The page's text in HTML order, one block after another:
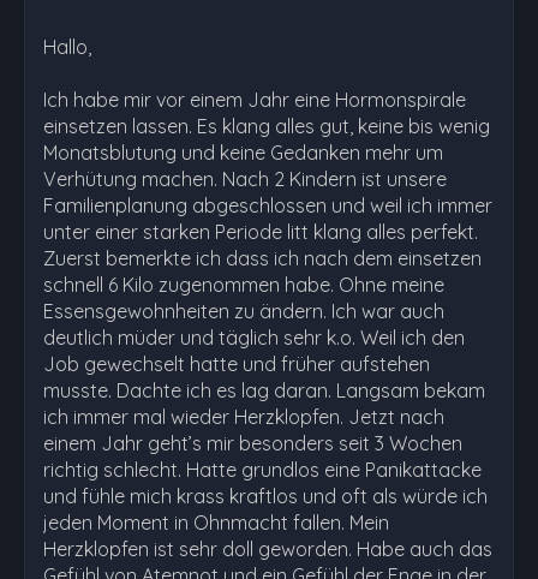
Hallo,
Ich habe mir vor einem Jahr eine Hormonspirale
einsetzen lassen. Es klang alles gut, keine bis wenig
Monatsblutung und keine Gedanken mehr um
Verhütung machen. Nach 2 Kindern ist unsere
Familienplanung abgeschlossen und weil ich immer
unter einer starken Periode litt klang alles perfekt.
Zuerst bemerkte ich dass ich nach dem einsetzen
schnell 6 Kilo zugenommen habe. Ohne meine
Essensgewohnheiten zu ändern. Ich war auch
deutlich müder und täglich sehr k.o. Weil ich den
Job gewechselt hatte und früher aufstehen
musste. Dachte ich es lag daran. Langsam bekam
ich immer mal wieder Herzklopfen. Jetzt nach
einem Jahr geht’s mir besonders seit 3 Wochen
richtig schlecht. Hatte grundlos eine Panikattacke
und fühle mich krass kraftlos und oft als würde ich
jeden Moment in Ohnmacht fallen. Mein
Herzklopfen ist sehr doll geworden. Habe auch das